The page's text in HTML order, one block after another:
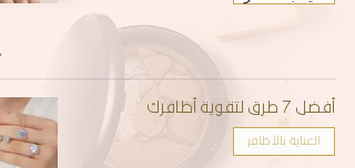
أفضل 7 طرق لتقوية أظافرك
العناية بالأظافر